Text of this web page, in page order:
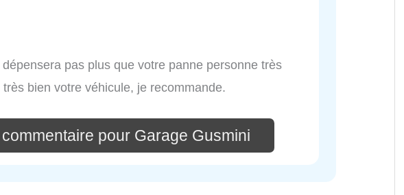
pas plus que votre panne personne très
bien votre véhicule, je recommande.
pour Garage Gusmini